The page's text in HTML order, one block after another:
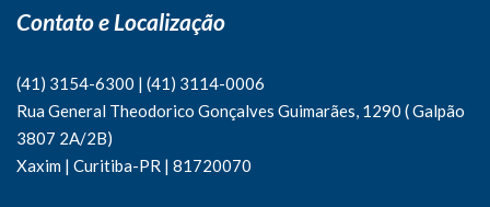
Contato e Localização
(41) 3154-6300 | (41) 3114-0006
Rua General Theodorico Gonçalves Guimarães, 1290 ( Galpão
3807 2A/2B)
Xaxim | Curitiba-PR | 81720070